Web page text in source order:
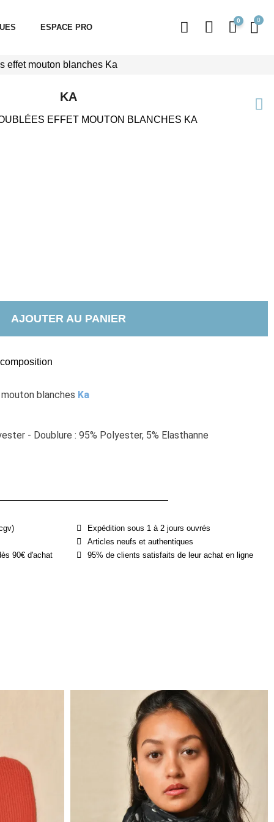
ESPACE PRO
0
effet mouton blanches Ka
KA
EFFET MOUTON BLANCHES KA
AJOUTER AU PANIER
blanches Ka
- Doublure : 95% Polyester, 5% Elasthanne
90€ d'achat
Expédition sous 1 à 2 jours ouvrés
Articles neufs et authentiques
95% de clients satisfaits de leur achat en ligne